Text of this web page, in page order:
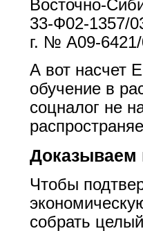
Восточно-
33-Ф02-1357/
г. № А09-
А вот насчет
обучение в
соцналог не
Доказываем
Чтобы
собрать